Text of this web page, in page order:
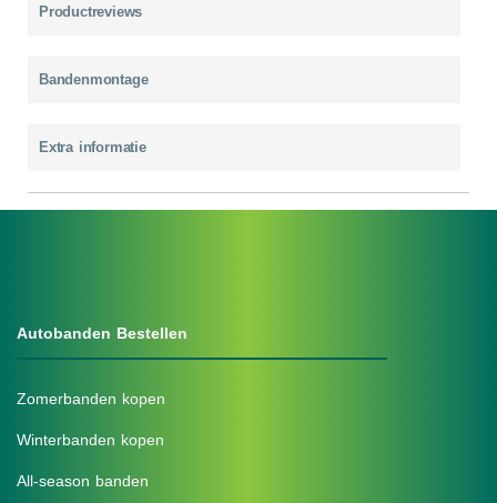
Productreviews
Bandenmontage
Extra informatie
Autobanden Bestellen
Zomerbanden kopen
Winterbanden kopen
All-season banden